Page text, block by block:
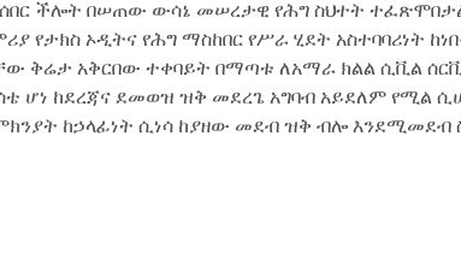
ችሎት በሠጠው ውሳኔ መሠረታዊ የሕግ ስህተት
የታክስ ኦዲትና የሕግ ማስከበር የሥራ ሂደት አስተባባሪነት
ቅሬታ አቅርበው ተቀባይት በማጣቱ ለአማራ ክልል ሲቪል
ሆነ ከደረጃና ደመወዝ ዝቅ መደረጌ አግባብ አይደለም የሚል
ከኃላፊነት ሲነሳ ከያዘው መደብ ዝቅ ብሎ እንደሚመደብ